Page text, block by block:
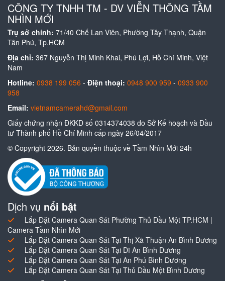
CÔNG TY TNHH TM - DV VIỄN THÔNG TẦM
NHÌN MỚI
Trụ sở chính: 71/40 Chế Lan Viên, Phường Tây Thạnh, Quận
Tân Phú, Tp.HCM
Địa chỉ: 367 Nguyễn Thị Minh Khai, Phú Lợi, Hồ Chí Minh, Việt
Nam
Hotline: 0938 199 056 - Điện thoại: 0948 900 959 - 0933 900
958
Email: vietnamcamerahd@gmail.com
Giấy chứng nhận ĐKKD số 0314374038 do Sở Kế hoạch và Đầu
tư Thành phố Hồ Chí Minh cấp ngày 26/04/2017
© Copyright 2026. Bản quyền thuộc về Tầm Nhìn Mới 24h
Dịch vụ nổi bật
Lắp Đặt Camera Quan Sát Phường Thủ Dầu Một TP.HCM |
Camera Tầm Nhìn Mới
Lắp Đặt Camera Quan Sát Tại Thị Xã Thuận An Bình Dương
Lắp Đặt Camera Quan Sát Tại Dĩ An Bình Dương
Lắp Đặt Camera Quan Sát Tại An Phú Bình Dương
Lắp Đặt Camera Quan Sát Tại Thủ Dầu Một Bình Dương